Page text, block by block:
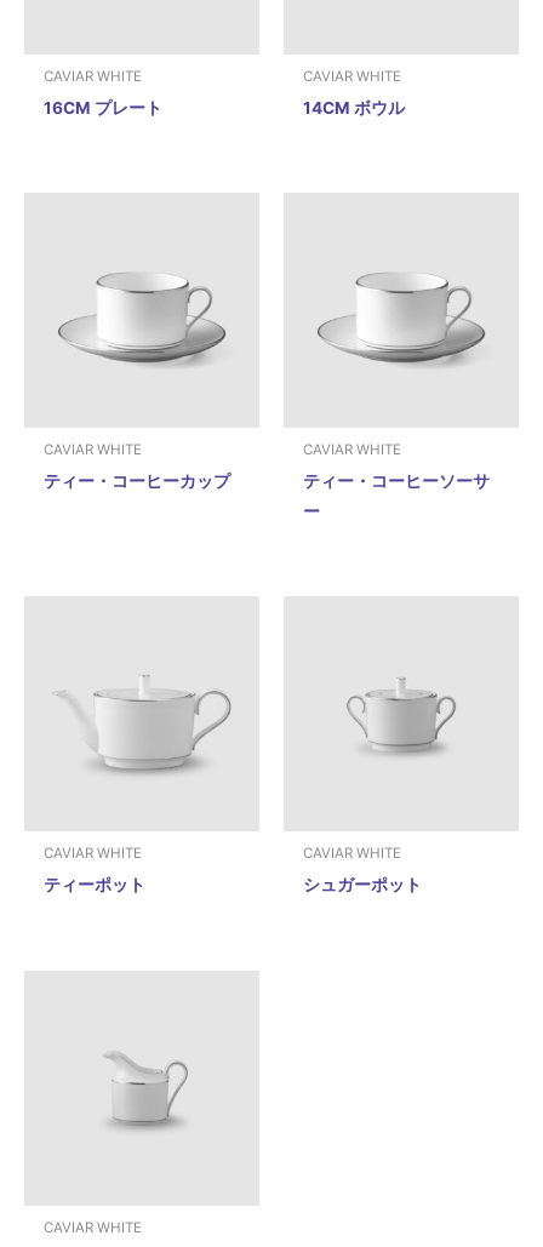
CAVIAR WHITE
16CM プレート
CAVIAR WHITE
14CM ボウル
CAVIAR WHITE
ティー・コーヒーカップ
CAVIAR WHITE
ティー・コーヒーソーサ
ー
CAVIAR WHITE
ティーポット
CAVIAR WHITE
シュガーポット
CAVIAR WHITE